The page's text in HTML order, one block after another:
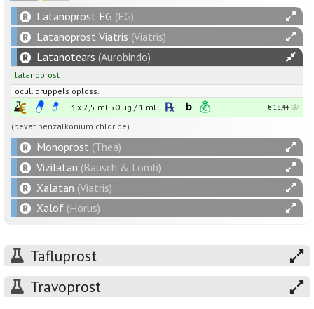
Latanoprost EG (EG)
Latanoprost Viatris (Viatris)
Latanotears (Aurobindo)
latanoprost
ocul. druppels oploss.
3 x 2,5 ml 50 µg / 1 ml € 18,44
(bevat benzalkonium chloride)
Monoprost (Thea)
Vizilatan (Bausch & Lomb)
Xalatan (Viatris)
Xalof (Horus)
Tafluprost
Travoprost